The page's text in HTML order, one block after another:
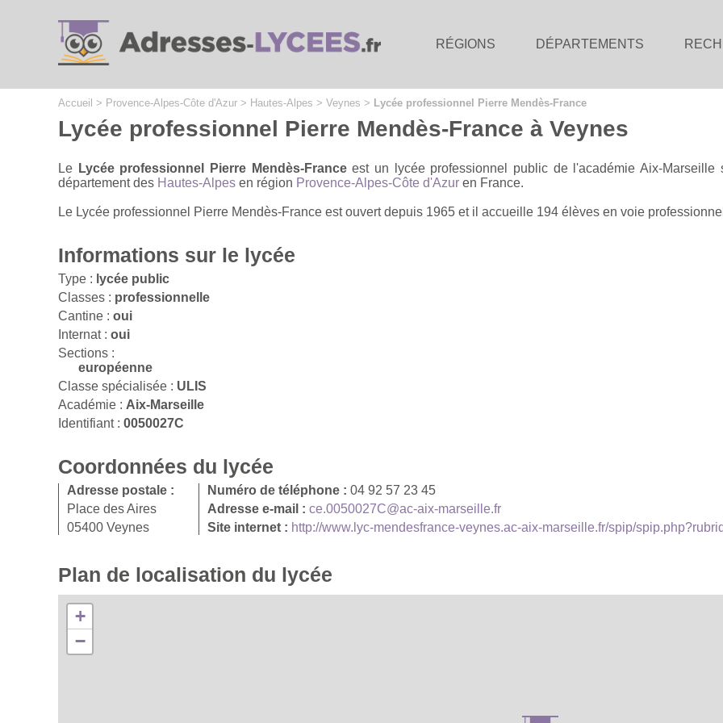
RÉGIONS DÉPARTEMENTS
Accueil > Provence-Alpes-Côte d'Azur > Hautes-Alpes > Veynes > Lycée professionnel Pierre Mendès-France
Lycée professionnel Pierre Mendès-France à Veynes
Le Lycée professionnel Pierre Mendès-Franceest un lycée professionnel public de l'académie Aix-Marseille
département des Hautes-Alpes en région Provence-Alpes-Côte d'Azur en France.
Le Lycée professionnel Pierre Mendès-France est ouvert depuis 1965 et il accueille 194 élèves en voie
Informations sur le lycée
Type : lycée public
Classes : professionnelle
Cantine : oui
Internat : oui
Sections :
européenne
Classe spécialisée : ULIS
Académie : Aix-Marseille
Identifiant : 0050027C
Coordonnées du lycée
Adresse postale :
Place des Aires
05400 Veynes
Numéro de téléphone : 04 92 57 23 45
Adresse e-mail : ce.0050027C@ac-aix-marseille.fr
Site internet : http://www.lyc-mendesfrance-veynes.ac-aix-marseille.fr/spip/
Plan de localisation du lycée
+
−